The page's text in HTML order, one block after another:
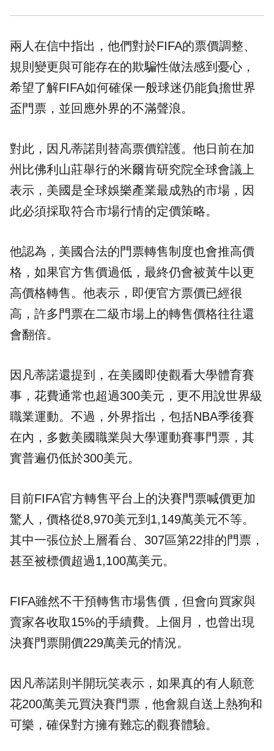
兩人在信中指出，他們對於FIFA的票價調整、
規則變更與可能存在的欺騙性做法感到憂心，
希望了解FIFA如何確保一般球迷仍能負擔世界
盃門票，並回應外界的不滿聲浪。
對此，因凡蒂諾則替高票價辯護。他日前在加
州比佛利山莊舉行的米爾肯研究院全球會議上
表示，美國是全球娛樂產業最成熟的市場，因
此必須採取符合市場行情的定價策略。
他認為，美國合法的門票轉售制度也會推高價
格，如果官方售價過低，最終仍會被黃牛以更
高價格轉售。他表示，即便官方票價已經很
高，許多門票在二級市場上的轉售價格往往還
會翻倍。
因凡蒂諾還提到，在美國即使觀看大學體育賽
事，花費通常也超過300美元，更不用說世界級
職業運動。不過，外界指出，包括NBA季後賽
在內，多數美國職業與大學運動賽事門票，其
實普遍仍低於300美元。
目前FIFA官方轉售平台上的決賽門票喊價更加
驚人，價格從8,970美元到1,149萬美元不等。
其中一張位於上層看台、307區第22排的門票，
甚至被標價超過1,100萬美元。
FIFA雖然不干預轉售市場售價，但會向買家與
賣家各收取15%的手續費。上個月，也曾出現
決賽門票開價229萬美元的情況。
因凡蒂諾則半開玩笑表示，如果真的有人願意
花200萬美元買決賽門票，他會親自送上熱狗和
可樂，確保對方擁有難忘的觀賽體驗。